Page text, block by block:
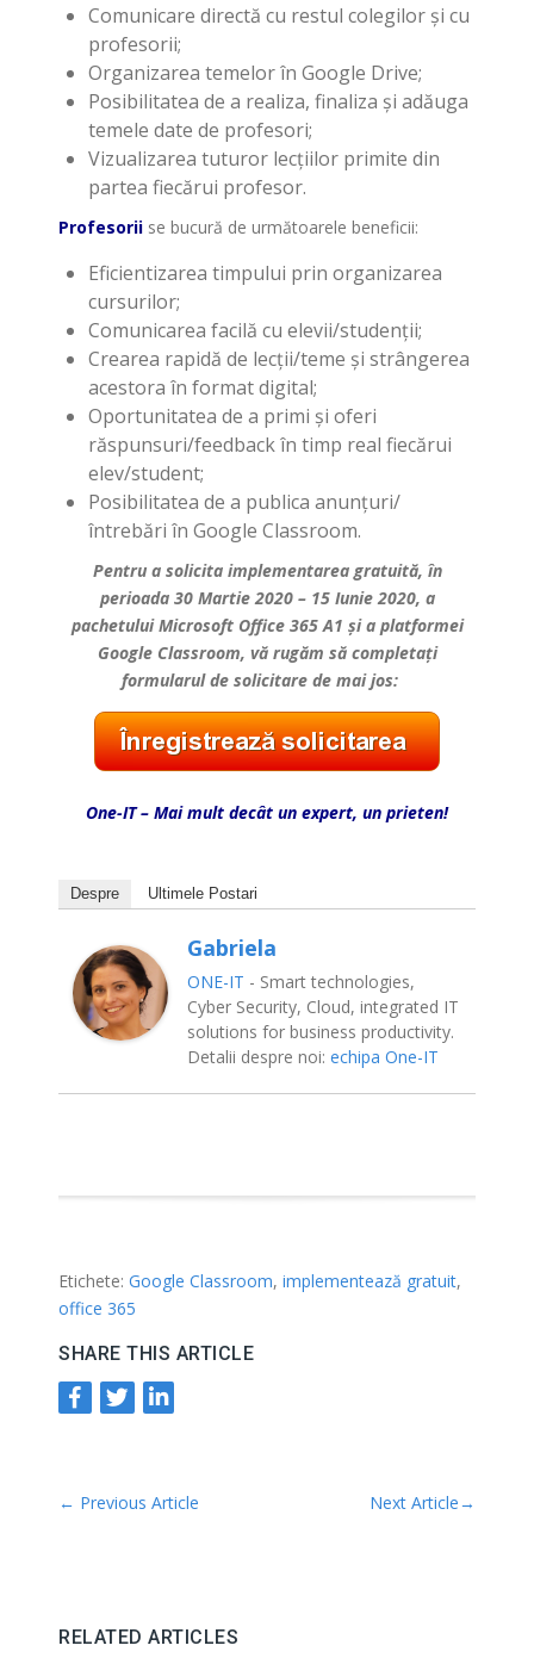
Comunicare directă cu restul colegilor și cu
profesorii;
Organizarea temelor în Google Drive;
Posibilitatea de a realiza, finaliza și adăuga
temele date de profesori;
Vizualizarea tuturor lecțiilor primite din
partea fiecărui profesor.
Profesorii se bucură de următoarele beneficii:
Eficientizarea timpului prin organizarea
cursurilor;
Comunicarea facilă cu elevii/studenții;
Crearea rapidă de lecții/teme și strângerea
acestora în format digital;
Oportunitatea de a primi și oferi
răspunsuri/feedback în timp real fiecărui
elev/student;
Posibilitatea de a publica anunțuri/
întrebări în Google Classroom.
Pentru a solicita implementarea gratuită, în
perioada 30 Martie 2020 – 15 Iunie 2020, a
pachetului Microsoft Office 365 A1 și a platformei
Google Classroom, vă rugăm să completați
formularul de solicitare de mai jos:
One-IT – Mai mult decât un expert, un prieten!
Despre Ultimele Postari
Gabriela
ONE-IT - Smart technologies,
Cyber Security, Cloud, integrated IT
solutions for business productivity.
Detalii despre noi: echipa One-IT
Etichete: Google Classroom, implementează gratuit,
office 365
SHARE THIS ARTICLE
← Previous Article Next Article→
RELATED ARTICLES